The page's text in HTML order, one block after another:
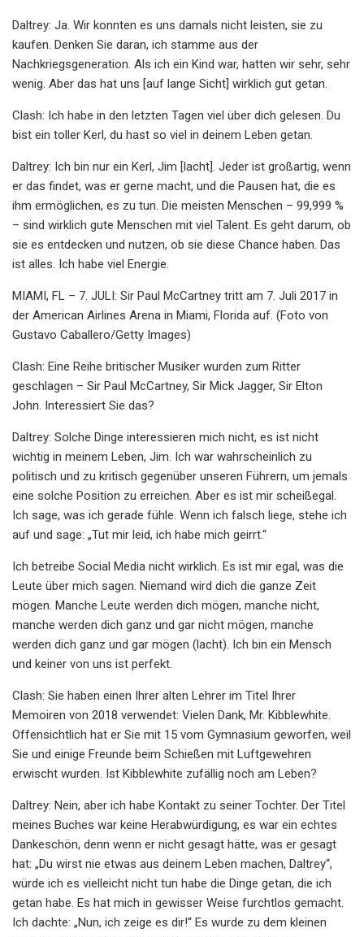
Daltrey: Ja. Wir konnten es uns damals nicht leisten, sie zu
kaufen. Denken Sie daran, ich stamme aus der
Nachkriegsgeneration. Als ich ein Kind war, hatten wir sehr, sehr
wenig. Aber das hat uns [auf lange Sicht] wirklich gut getan.
Clash: Ich habe in den letzten Tagen viel über dich gelesen. Du
bist ein toller Kerl, du hast so viel in deinem Leben getan.
Daltrey: Ich bin nur ein Kerl, Jim [lacht]. Jeder ist großartig, wenn
er das findet, was er gerne macht, und die Pausen hat, die es
ihm ermöglichen, es zu tun. Die meisten Menschen – 99,999 %
– sind wirklich gute Menschen mit viel Talent. Es geht darum, ob
sie es entdecken und nutzen, ob sie diese Chance haben. Das
ist alles. Ich habe viel Energie.
MIAMI, FL – 7. JULI: Sir Paul McCartney tritt am 7. Juli 2017 in
der American Airlines Arena in Miami, Florida auf. (Foto von
Gustavo Caballero/Getty Images)
Clash: Eine Reihe britischer Musiker wurden zum Ritter
geschlagen – Sir Paul McCartney, Sir Mick Jagger, Sir Elton
John. Interessiert Sie das?
Daltrey: Solche Dinge interessieren mich nicht, es ist nicht
wichtig in meinem Leben, Jim. Ich war wahrscheinlich zu
politisch und zu kritisch gegenüber unseren Führern, um jemals
eine solche Position zu erreichen. Aber es ist mir scheißegal.
Ich sage, was ich gerade fühle. Wenn ich falsch liege, stehe ich
auf und sage: „Tut mir leid, ich habe mich geirrt.“
Ich betreibe Social Media nicht wirklich. Es ist mir egal, was die
Leute über mich sagen. Niemand wird dich die ganze Zeit
mögen. Manche Leute werden dich mögen, manche nicht,
manche werden dich ganz und gar nicht mögen, manche
werden dich ganz und gar mögen (lacht). Ich bin ein Mensch
und keiner von uns ist perfekt.
Clash: Sie haben einen Ihrer alten Lehrer im Titel Ihrer
Memoiren von 2018 verwendet: Vielen Dank, Mr. Kibblewhite.
Offensichtlich hat er Sie mit 15 vom Gymnasium geworfen, weil
Sie und einige Freunde beim Schießen mit Luftgewehren
erwischt wurden. Ist Kibblewhite zufällig noch am Leben?
Daltrey: Nein, aber ich habe Kontakt zu seiner Tochter. Der Titel
meines Buches war keine Herabwürdigung, es war ein echtes
Dankeschön, denn wenn er nicht gesagt hätte, was er gesagt
hat: „Du wirst nie etwas aus deinem Leben machen, Daltrey“,
würde ich es vielleicht nicht tun habe die Dinge getan, die ich
getan habe. Es hat mich in gewisser Weise furchtlos gemacht.
Ich dachte: „Nun, ich zeige es dir!“ Es wurde zu dem kleinen